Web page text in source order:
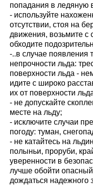
попадания в ледяную
- используйте
отсутствии, стоя на
движения, возьмите с
обходите
-..в случае появления
непрочности льда:
поверхности льда -
идите с широко
их от поверхности
- не допускайте
месте на льду;
- исключите случаи
погоду: туман,
- не катайтесь на
полыньи, проруби,
уверенности в
лучше обойти опасный
дождаться надежного